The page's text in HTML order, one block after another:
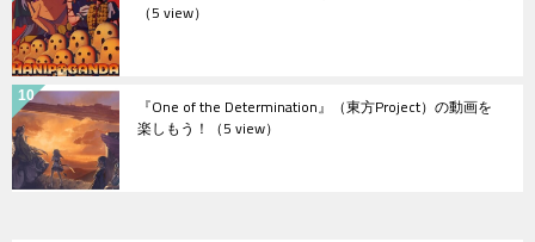
（5 view）
『One of the Determination』（東方Project）の動画を
楽しもう！ （5 view）